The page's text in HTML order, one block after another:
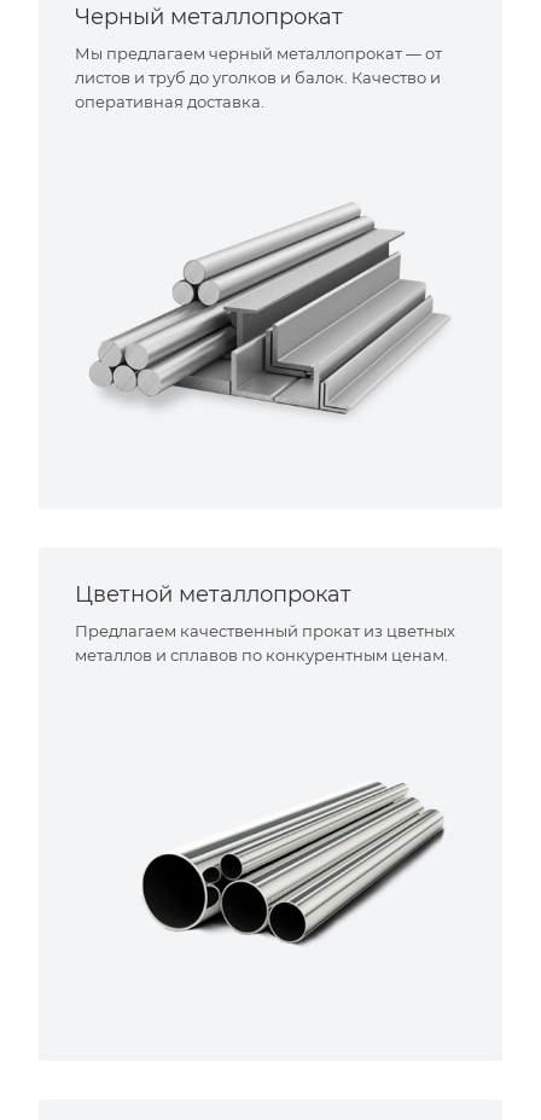
Черный металлопрокат
Мы предлагаем черный металлопрокат — от
листов и труб до уголков и балок. Качество и
оперативная доставка.
Цветной металлопрокат
Предлагаем качественный прокат из цветных
металлов и сплавов по конкурентным ценам.